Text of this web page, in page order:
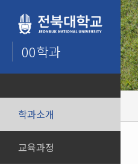
00학과
학과소개
교육과정